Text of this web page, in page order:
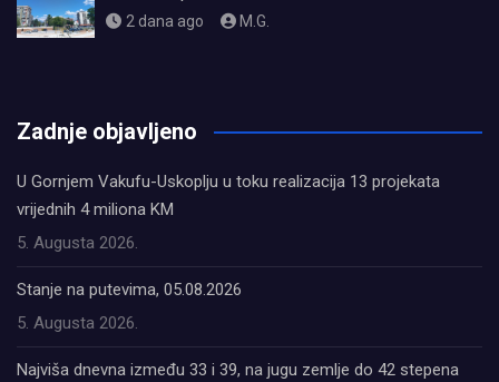
2 dana ago M.G.
Zadnje objavljeno
U Gornjem Vakufu-Uskoplju u toku realizacija 13 projekata
vrijednih 4 miliona KM
5. Augusta 2026.
Stanje na putevima, 05.08.2026
5. Augusta 2026.
Najviša dnevna između 33 i 39, na jugu zemlje do 42 stepena